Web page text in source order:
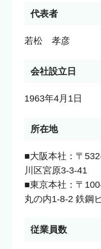
代表者
若松　孝彦
会社設立日
1963年4月1日
所在地
■大阪本社：〒
川区宮原3-3-41
■東京本社：〒
丸の内1-8-2 鉄鋼
従業員数